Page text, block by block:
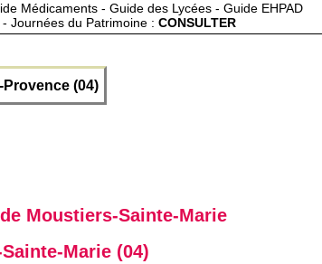
Médicaments - Guide des Lycées - Guide EHPAD
Journées du Patrimoine : CONSULTER
(04)
Moustiers-Sainte-Marie
Marie (04)